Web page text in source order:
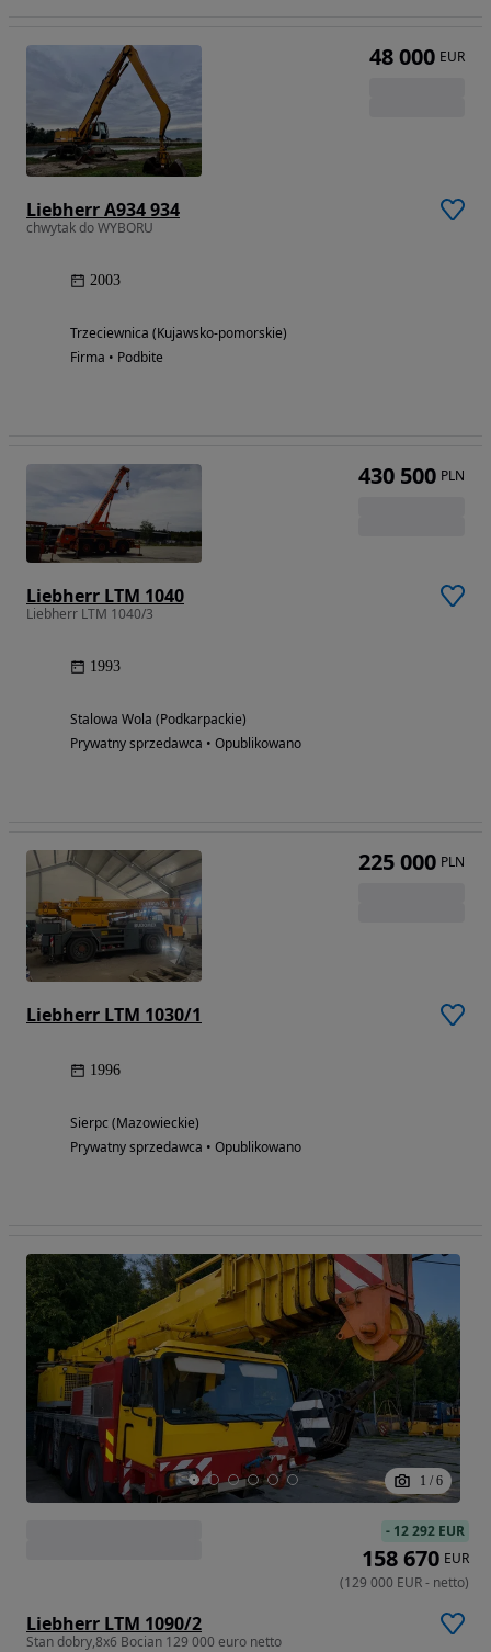
Liebherr A934 934
chwytak do WYBORU
2003
Trzeciewnica (Kujawsko-pomorskie)
Firma • Podbite
48 000 EUR
Liebherr LTM 1040
Liebherr LTM 1040/3
1993
Stalowa Wola (Podkarpackie)
Prywatny sprzedawca • Opublikowano
430 500 PLN
Liebherr LTM 1030/1
1996
Sierpc (Mazowieckie)
Prywatny sprzedawca • Opublikowano
225 000 PLN
1 / 6
Liebherr LTM 1090/2
Stan dobry,8x6 Bocian 129 000 euro netto
- 12 292 EUR
158 670 EUR
(129 000 EUR- netto)